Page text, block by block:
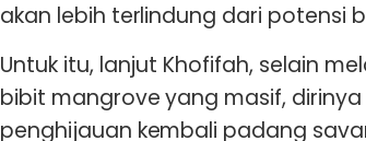
akan lebih terlindung dari potensi
Untuk itu, lanjut Khofifah, selain
bibit mangrove yang masif,
penghijauan kembali padang